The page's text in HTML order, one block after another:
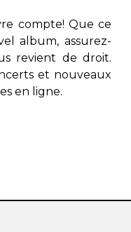
compte! Que ce
album, assurez-
revient de droit.
et nouveaux
en ligne.